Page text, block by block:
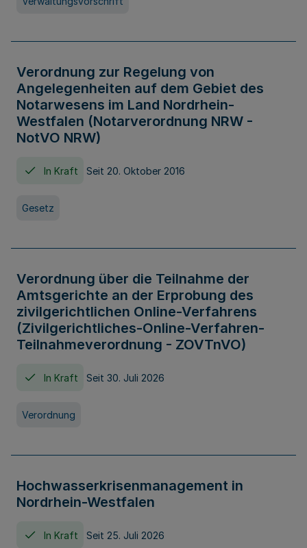
Verordnung zur Regelung von
Angelegenheiten auf dem Gebiet des
Notarwesens im Land Nordrhein-
Westfalen (Notarverordnung NRW -
NotVO NRW)
In Kraft Seit 20. Oktober 2016
Gesetz
Verordnung über die Teilnahme der
Amtsgerichte an der Erprobung des
zivilgerichtlichen Online-Verfahrens
(Zivilgerichtliches-Online-Verfahren-
Teilnahmeverordnung - ZOVTnVO)
In Kraft Seit 30. Juli 2026
Verordnung
Hochwasserkrisenmanagement in
Nordrhein-Westfalen
In Kraft Seit 25. Juli 2026